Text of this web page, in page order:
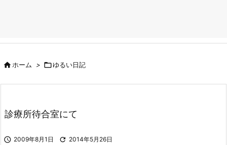
ホーム > ゆるい日記
診療所待合室にて
 2009年8月1日  2014年5月26日